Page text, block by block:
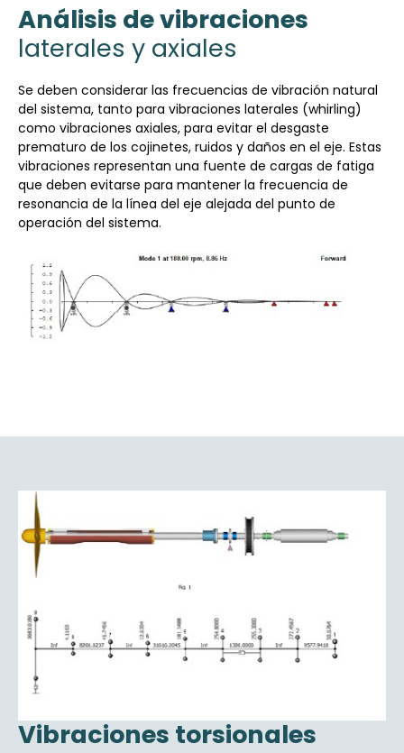
Análisis de vibraciones
laterales y axiales
Se deben considerar las frecuencias de vibración natural
del sistema, tanto para vibraciones laterales (whirling)
como vibraciones axiales, para evitar el desgaste
prematuro de los cojinetes, ruidos y daños en el eje. Estas
vibraciones representan una fuente de cargas de fatiga
que deben evitarse para mantener la frecuencia de
resonancia de la línea del eje alejada del punto de
operación del sistema.
Vibraciones torsionales